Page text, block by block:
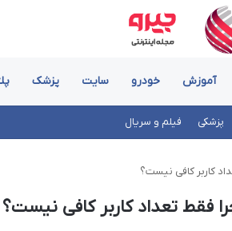
آموزش خودرو سایت پزشک
پزشکی فیلم و سریال